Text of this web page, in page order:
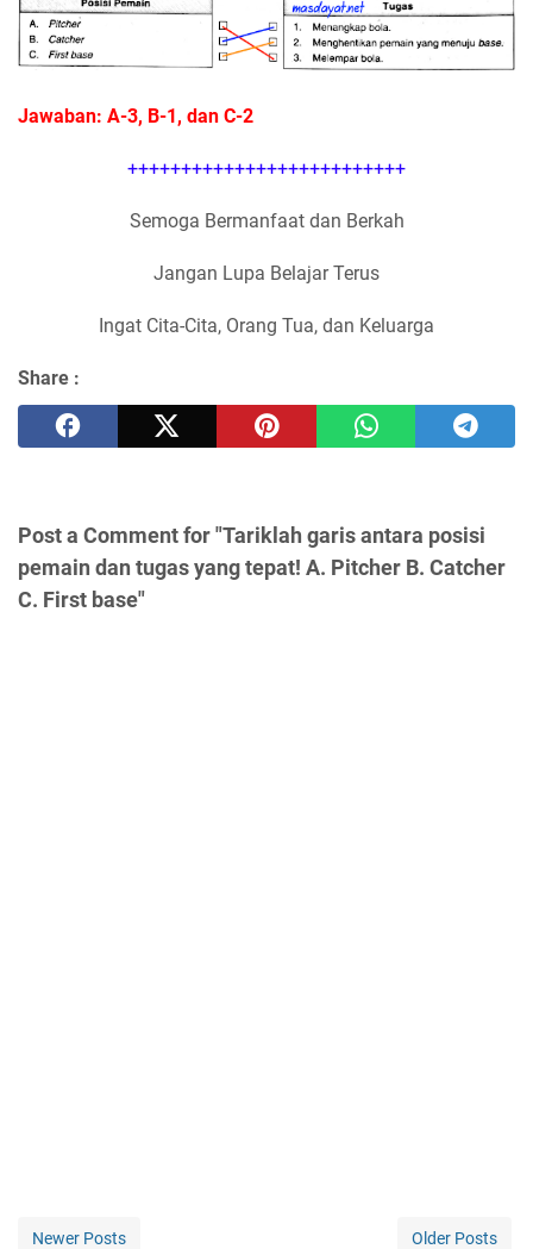
Jawaban: A-3, B-1, dan C-2
++++++++++++++++++++++++++
Semoga Bermanfaat dan Berkah
Jangan Lupa Belajar Terus
Ingat Cita-Cita, Orang Tua, dan Keluarga
Share :
Post a Comment for "Tariklah garis antara posisi
pemain dan tugas yang tepat! A. Pitcher B. Catcher
C. First base"
Newer Posts Older Posts